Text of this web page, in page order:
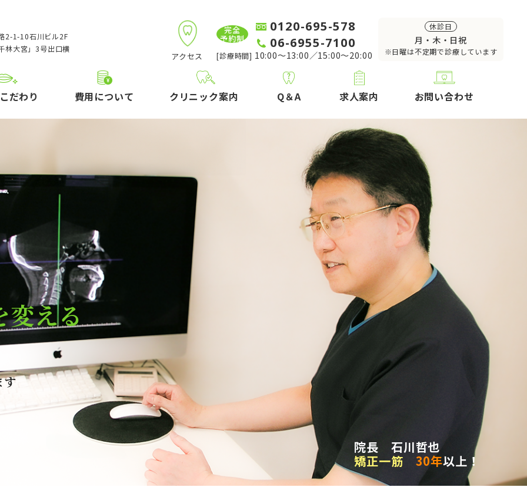
2-1-10石川ビル2F
林大宮」3号出口横
アクセス
完全
予約制
0120-695-578
06-6955-7100
[診療時間] 10:00～13:00／15:00～20:00
休診日
月・木・日祝
※日曜は不定期で診療しています
だわり 費用について クリニック案内 Q＆A 求人案内 お問い合わせ
変える
す
院長 石川哲也
矯正一筋
30年以上！